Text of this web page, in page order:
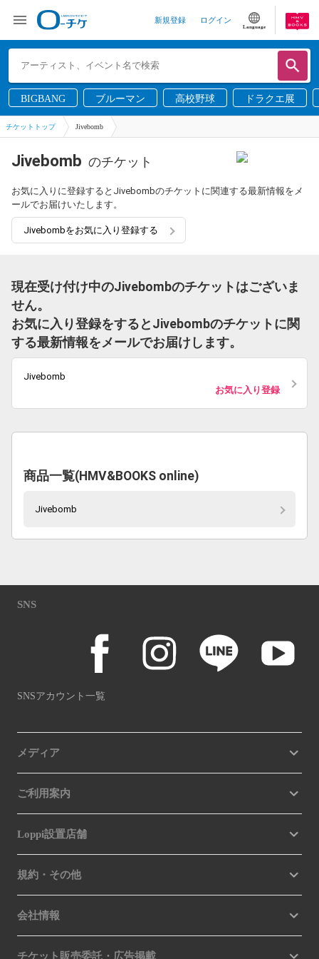
新規登録 ログイン
Language
BIGBANG ブルーマン 高校野球 ドラクエ展
チケットトップ Jivebomb
Jivebomb のチケット
お気に入りに登録するとJivebombのチケットに関連する最新情報をメ
ールでお届けいたします。
Jivebombをお気に入り登録する
現在受け付け中のJivebombのチケットはございま
せん。
お気に入り登録をするとJivebombのチケットに関
する最新情報をメールでお届けします。
Jivebomb
お気に入り登録
商品一覧(HMV&BOOKS online)
Jivebomb
SNS
SNSアカウント一覧
メディア
ご利用案内
Loppi設置店舗
規約・その他
会社情報
チケット販売委託・広告掲載